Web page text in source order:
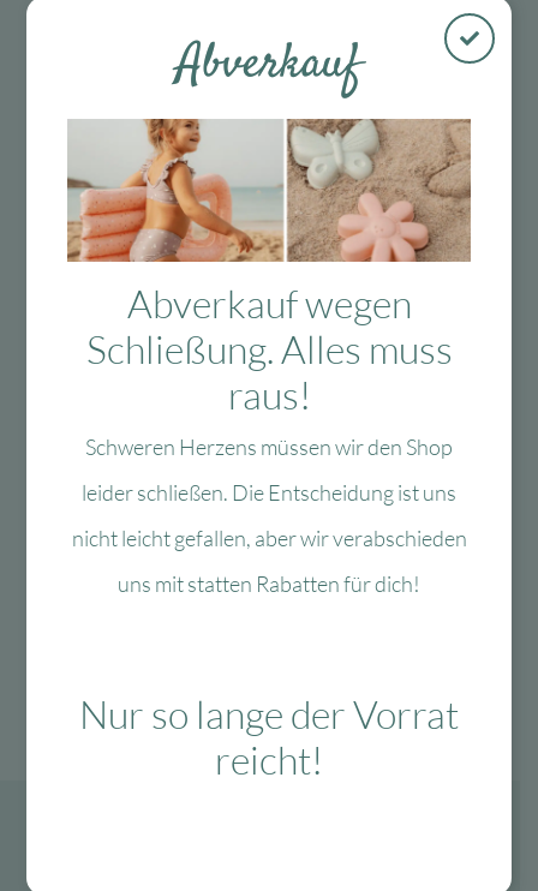
Zur Wunschliste
-70 %
Accentra
Happy Animals –
10,36€Ursprünglicher
Preis
10,36 €
3,11 €Aktueller
Preis
3,11 €.
In den Warenkorb
Abverkauf
Abverkauf wegen
Schließung. Alles muss
raus!
Schweren Herzens müssen wir den Shop
leider schließen. Die Entscheidung ist uns
nicht leicht gefallen, aber wir verabschieden
uns mit statten Rabatten für dich!
Nur so lange der Vorrat
reicht!